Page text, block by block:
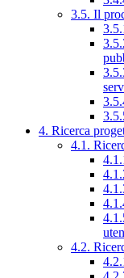
3.5. Il
4. Ricerca
4.1.
4.2.